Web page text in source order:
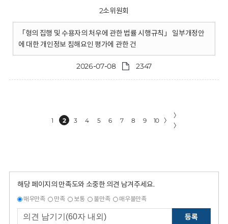
2소위원회
「형의 집행 및 수용자의 처우에 관한 법률 시행규칙」 일부개정안
에 대한 개인정보 침해요인 평가에 관한 건
2026-07-08 2347
1 2 3 4 5 6 7 8 9 10 〉
〉
〉
해당 페이지의 만족도와 소중한 의견 남겨주세요.
매우만족 만족 보통 불만족 매우불만족
등록